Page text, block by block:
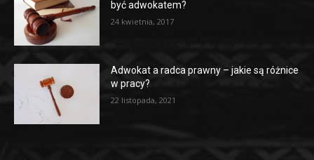
być adwokatem?
24 kwietnia, 2017
Adwokat a radca prawny – jakie są różnice
w pracy?
22 listopada, 2021